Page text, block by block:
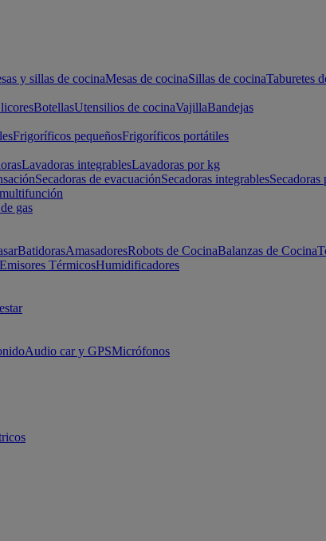
y sillas de cocinaMesas de cocinaSillas de cocinaTaburetes
BotellasUtensilios de cocinaVajillaBandejas
Frigoríficos pequeñosFrigoríficos portátiles
Lavadoras integrablesLavadoras por kg
Secadoras de evacuaciónSecadoras integrablesSecadoras
gas
BatidorasAmasadoresRobots de CocinaBalanzas de Cocina
Emisores TérmicosHumidificadores
Audio car y GPSMicrófonos